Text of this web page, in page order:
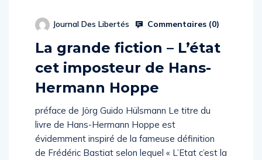
Journal Des Libertés Commentaires (0)
La grande fiction – L’état
cet imposteur de Hans-
Hermann Hoppe
préface de Jörg Guido Hülsmann Le titre du
livre de Hans-Hermann Hoppe est
évidemment inspiré de la fameuse définition
de Frédéric Bastiat selon lequel « L’Etat c’est la